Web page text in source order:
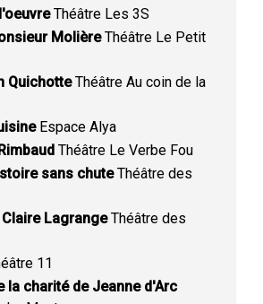
Théâtre Les 3S
MolièreThéâtre Le Petit
QuichotteThéâtre Au coin de la
Espace Alya
Théâtre Le Verbe Fou
sans chuteThéâtre des
LagrangeThéâtre des
11
la charité de Jeanne d'Arc